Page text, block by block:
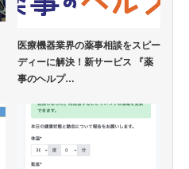
医療機器業界の薬事相談をスピー
ディーに解決！新サービス 『薬
事のヘルプ…